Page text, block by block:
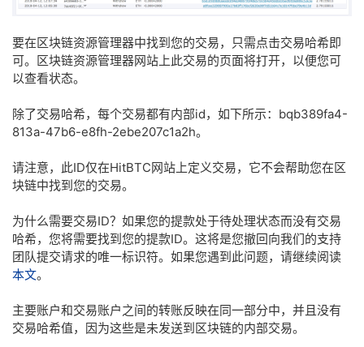
要在区块链资源管理器中找到您的交易，只需点击交易哈希即
可。区块链资源管理器网站上此交易的页面将打开，以便您可
以查看状态。
除了交易哈希，每个交易都有内部id，如下所示：bqb389fa4-
813a-47b6-e8fh-2ebe207c1a2h。
请注意，此ID仅在HitBTC网站上定义交易，它不会帮助您在区
块链中找到您的交易。
为什么需要交易ID？如果您的提款处于待处理状态而没有交易
哈希，您将需要找到您的提款ID。这将是您撤回向我们的支持
团队提交请求的唯一标识符。如果您遇到此问题，请继续阅读
本文。
主要账户和交易账户之间的转账反映在同一部分中，并且没有
交易哈希值，因为这些是未发送到区块链的内部交易。